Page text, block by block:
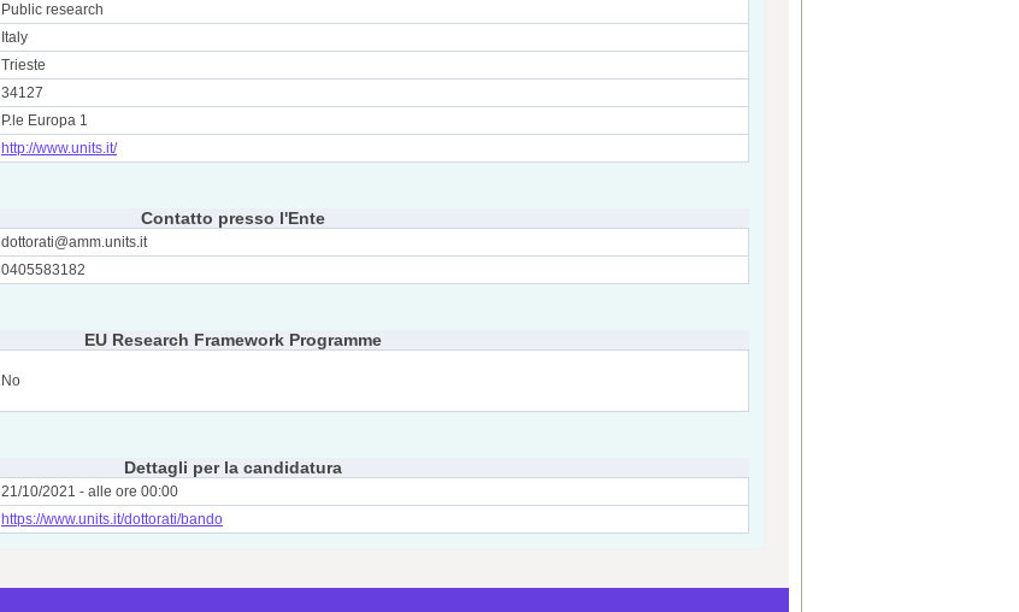
Public research
Italy
Trieste
34127
P.le Europa 1
http://www.units.it/
Contatto presso l'Ente
dottorati@amm.units.it
0405583182
EU Research Framework Programme
No
Dettagli per la candidatura
21/10/2021 - alle ore 00:00
https://www.units.it/dottorati/bando